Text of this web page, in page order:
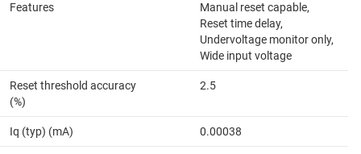
Features
Manual reset capable,
Reset time delay,
Undervoltage monitor only,
Wide input voltage
Reset threshold accuracy
(%)
2.5
Iq (typ) (mA) 0.00038